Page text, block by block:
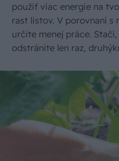
použiť viac energie na
rast listov. V porovnaní s
určite menej práce.
odstránite len raz,